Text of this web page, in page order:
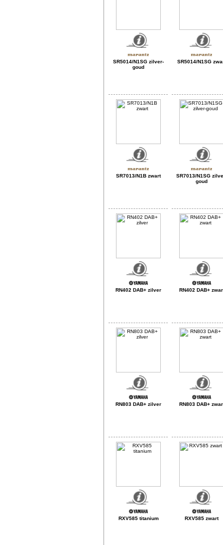
SR5014/N1SG zilver-
goud
SR5014/N1SG
SR7013/N1B zwart
SR7013/N1SG
goud
RN402 DAB+ zilver RN402 DAB+
RN803 DAB+ zilver RN803 DAB+
RXV585 titanium RXV585 zwart